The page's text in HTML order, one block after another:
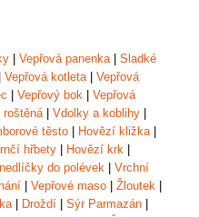
| Vepřová panenka | Sladké
| Vepřová kotleta | Vepřová
| Vepřový bok | Vepřová
roštěná | Vdolky a koblihy |
těsto | Hovězí kližka |
hřbety | Hovězí krk |
do polévek | Vrchní
| Vepřové maso | Žloutek |
| Droždí | Sýr Parmazán |